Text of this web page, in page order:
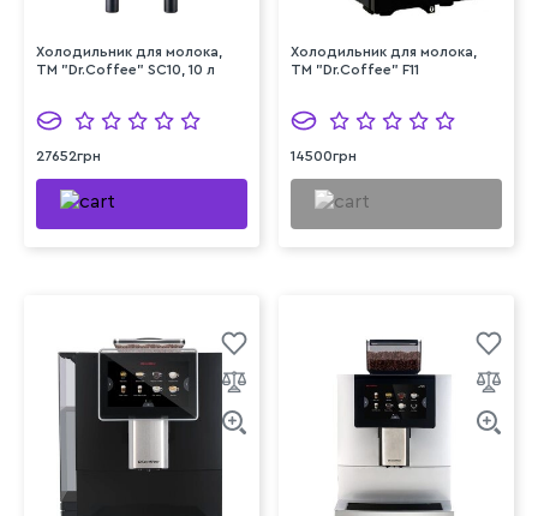
Холодильник для молока,
TM "Dr.Coffee" SC10, 10 л
27652грн
Холодильник для молока,
TM "Dr.Coffee" F11
14500грн